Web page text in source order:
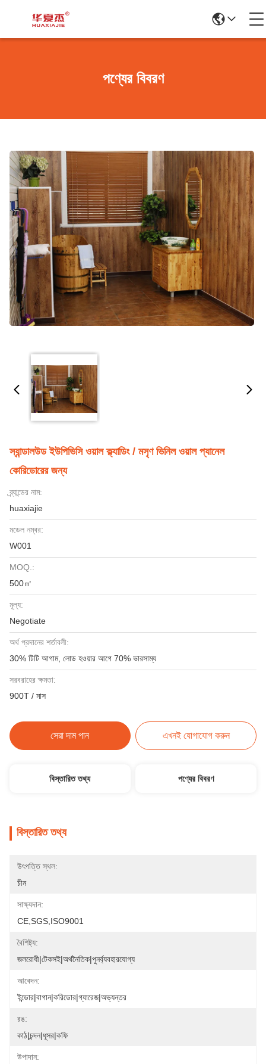
পণ্যের বিবরণ
স্যান্ডালউড ইউপিভিসি ওয়াল ক্ল্যাডিং / মসৃণ ভিনিল ওয়াল প্যানেল
কোরিডোরের জন্য
ব্র্যান্ডের নাম:
huaxiajie
মডেল নম্বর:
W001
MOQ.:
500㎡
মূল্য:
Negotiate
অর্থ প্রদানের শর্তাবলী:
30% টিটি আগাম, লোড হওয়ার আগে 70% ভারসাম্য
সরবরাহের ক্ষমতা:
900T / মাস
সেরা দাম পান এখনই যোগাযোগ করুন
বিস্তারিত তথ্য পণ্যের বিবরণ
বিস্তারিত তথ্য
উৎপত্তি স্থল:
চীন
সাক্ষ্যদান:
CE,SGS,ISO9001
বৈশিষ্ট্য:
জলরোধী|টেকসই|অর্থনৈতিক|পুনর্ব্যবহারযোগ্য
আবেদন:
ইন্ডোর|বাগান|করিডোর|গ্যারেজ|অভ্যন্তর
রঙ:
কাঠ|চন্দন|ধূসর|কফি
উপাদান: